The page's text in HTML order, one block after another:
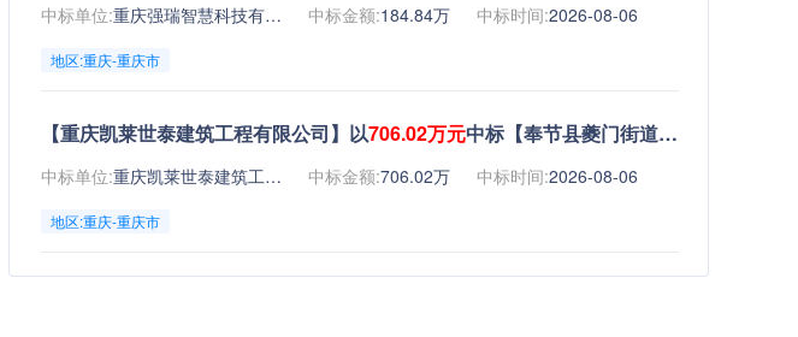
中标单位: 重庆强瑞智慧科技有限公司 中标金额:184.84万 中标时间:2026-08-06
地区:重庆-重庆市
【重庆凯莱世泰建筑工程有限公司】以706.02万元中标【奉节县夔门街道宝塔坪赵家包廉租房小区室内改造项目】
中标单位: 重庆凯莱世泰建筑工程有限公司 中标金额:706.02万 中标时间:2026-08-06
地区:重庆-重庆市